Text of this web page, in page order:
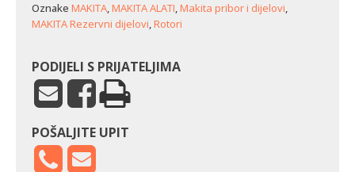
Oznake MAKITA,MAKITA ALATI,Makita pribor i dijelovi,
MAKITA Rezervni dijelovi,Rotori
PODIJELI S PRIJATELJIMA
POŠALJITE UPIT